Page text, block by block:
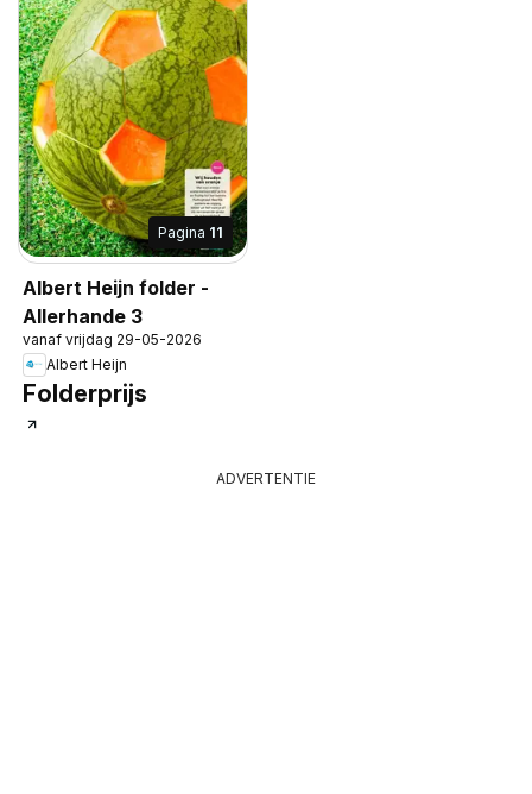
Pagina 11
Albert Heijn folder -
Allerhande 3
vanaf vrijdag 29-05-2026
Albert Heijn
Folderprijs
ADVERTENTIE